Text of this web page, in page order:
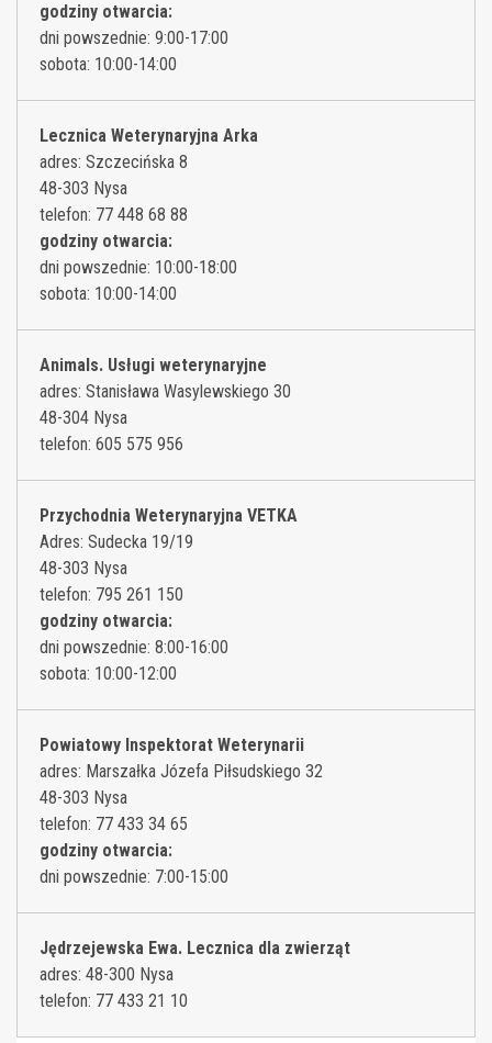
godziny otwarcia:
dni powszednie: 9:00-17:00
sobota: 10:00-14:00
Lecznica Weterynaryjna Arka
adres: Szczecińska 8
48-303 Nysa
telefon: 77 448 68 88
godziny otwarcia:
dni powszednie: 10:00-18:00
sobota: 10:00-14:00
Animals. Usługi weterynaryjne
adres: Stanisława Wasylewskiego 30
48-304 Nysa
telefon: 605 575 956
Przychodnia Weterynaryjna VETKA
Adres: Sudecka 19/19
48-303 Nysa
telefon: 795 261 150
godziny otwarcia:
dni powszednie: 8:00-16:00
sobota: 10:00-12:00
Powiatowy Inspektorat Weterynarii
adres: Marszałka Józefa Piłsudskiego 32
48-303 Nysa
telefon: 77 433 34 65
godziny otwarcia:
dni powszednie: 7:00-15:00
Jędrzejewska Ewa. Lecznica dla zwierząt
adres: 48-300 Nysa
telefon: 77 433 21 10